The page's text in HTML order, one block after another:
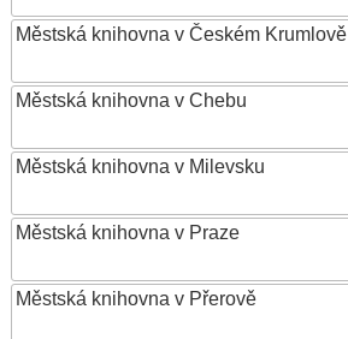
Městská knihovna v Českém Krumlově
Městská knihovna v Chebu
Městská knihovna v Milevsku
Městská knihovna v Praze
Městská knihovna v Přerově